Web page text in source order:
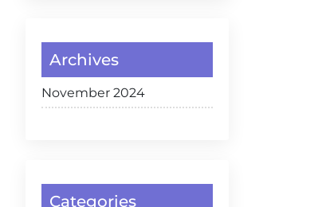
Archives
November 2024
Categories